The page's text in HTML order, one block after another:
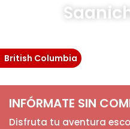
British Columbia
INFÓRMATE SIN
Disfruta tu aventura